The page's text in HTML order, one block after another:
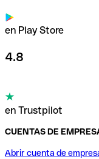
en Play Store
4.8
en Trustpilot
CUENTAS DE
Abrir cuenta de